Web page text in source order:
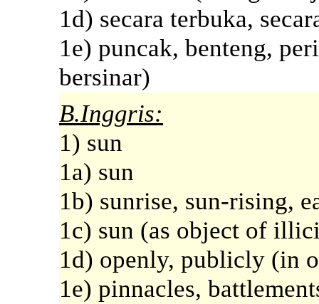
1d) secara terbuka,
1e) puncak, benteng,
bersinar)
B.Inggris:
1) sun
1a) sun
1b) sunrise, sun-rising,
1c) sun (as object of
1d) openly, publicly (in
1e) pinnacles,